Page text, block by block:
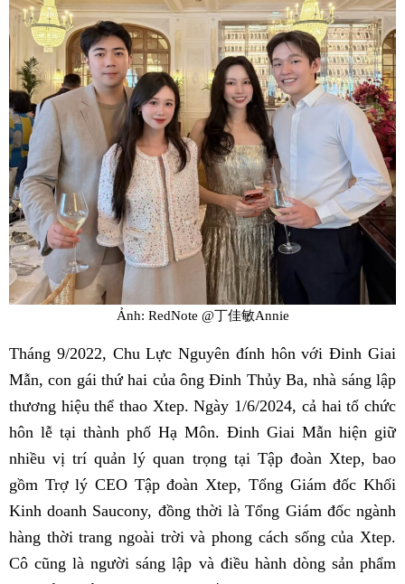
Ảnh: RedNote @丁佳敏Annie
Tháng 9/2022, Chu Lực Nguyên đính hôn với Đinh Giai
Mẫn, con gái thứ hai của ông Đinh Thủy Ba, nhà sáng lập
thương hiệu thể thao Xtep. Ngày 1/6/2024, cả hai tổ chức
hôn lễ tại thành phố Hạ Môn. Đinh Giai Mẫn hiện giữ
nhiều vị trí quản lý quan trọng tại Tập đoàn Xtep, bao
gồm Trợ lý CEO Tập đoàn Xtep, Tổng Giám đốc Khối
Kinh doanh Saucony, đồng thời là Tổng Giám đốc ngành
hàng thời trang ngoài trời và phong cách sống của Xtep.
Cô cũng là người sáng lập và điều hành dòng sản phẩm